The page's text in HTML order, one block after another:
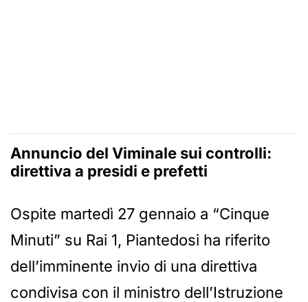
Annuncio del Viminale sui controlli:
direttiva a presidi e prefetti
Ospite martedì 27 gennaio a “Cinque
Minuti” su Rai 1, Piantedosi ha riferito
dell’imminente invio di una direttiva
condivisa con il ministro dell’Istruzione